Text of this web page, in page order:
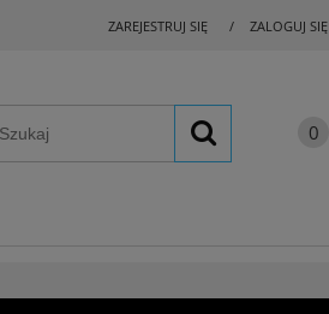
ZAREJESTRUJ SIĘ ZALOGUJ SIĘ